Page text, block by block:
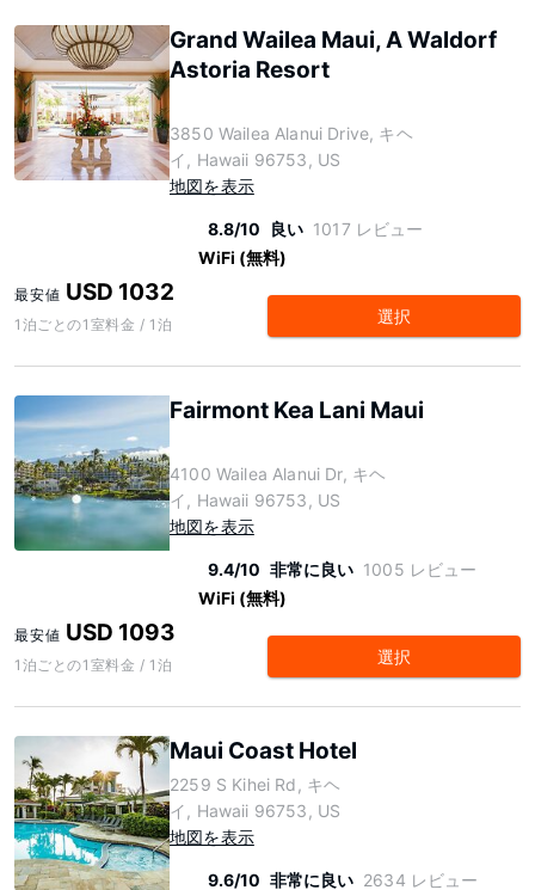
Grand Wailea Maui, A Waldorf
Astoria Resort
3850 Wailea Alanui Drive, キヘ
イ, Hawaii 96753, US
地図を表示
8.8/10 良い 1017 レビュー
WiFi (無料)
最安値 USD 1032
1泊ごとの1室料金 / 1泊 選択
Fairmont Kea Lani Maui
4100 Wailea Alanui Dr, キヘ
イ, Hawaii 96753, US
地図を表示
9.4/10 非常に良い 1005 レビュー
WiFi (無料)
最安値 USD 1093
1泊ごとの1室料金 / 1泊 選択
Maui Coast Hotel
2259 S Kihei Rd, キヘ
イ, Hawaii 96753, US
地図を表示
9.6/10 非常に良い 2634 レビュー